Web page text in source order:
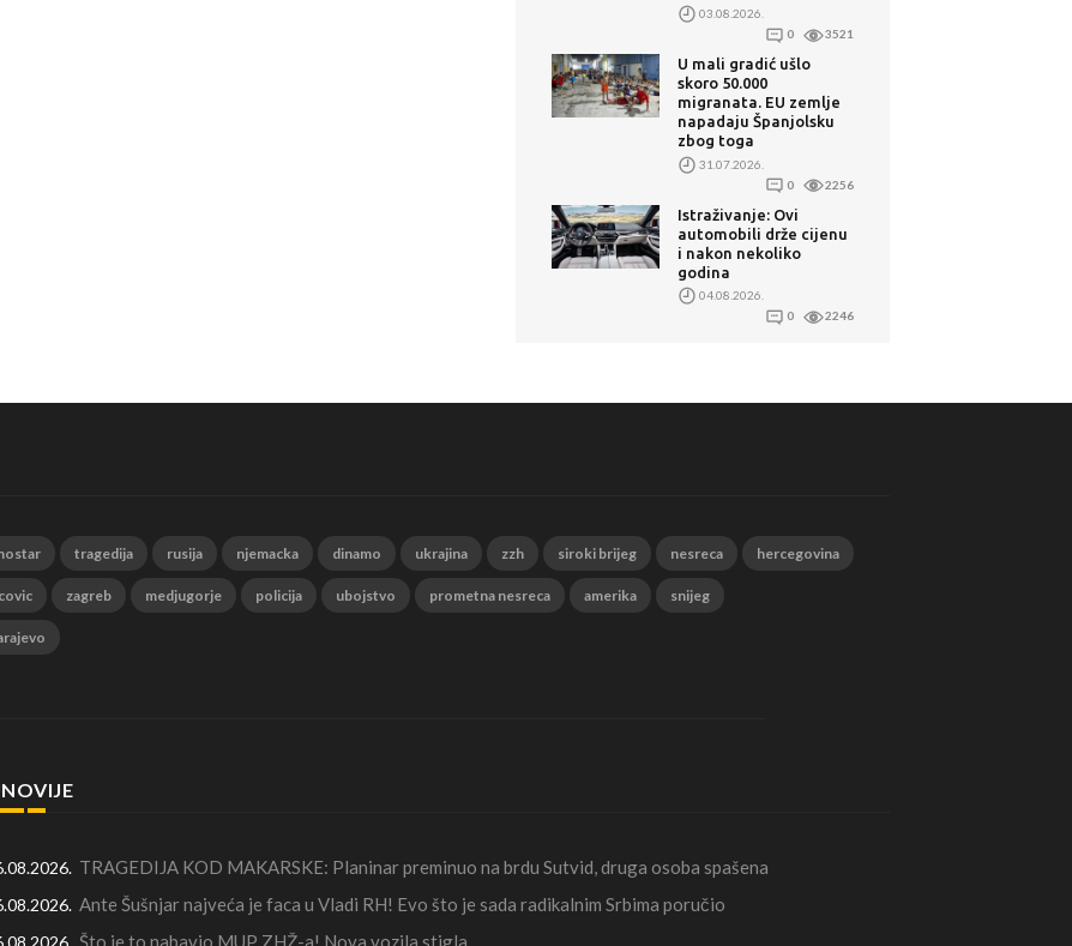
03.08.2026.
0
3521
U mali gradić ušlo
skoro 50.000
migranata. EU zemlje
napadaju Španjolsku
zbog toga
31.07.2026.
0
2256
Istraživanje: Ovi
automobili drže cijenu
i nakon nekoliko
godina
04.08.2026.
0
2246
tragedija rusija njemacka dinamo ukrajina zzh siroki brijeg nesreca hercegovina
zagreb medjugorje policija ubojstvo prometna nesreca amerika snijeg
TRAGEDIJA KOD MAKARSKE: Planinar preminuo na brdu Sutvid, druga osoba spašena
Ante Šušnjar najveća je faca u Vladi RH! Evo što je sada radikalnim Srbima poručio
Što je to nabavio MUP ZHŽ-a! Nova vozila stigla...